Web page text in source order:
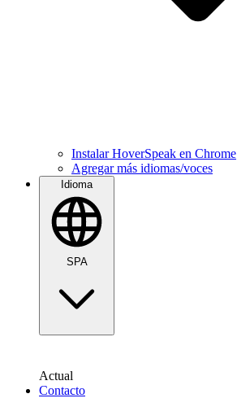
Instalar HoverSpeak en Chrome
Agregar más idiomas/voces
Idioma
SPA
Actual
Contacto